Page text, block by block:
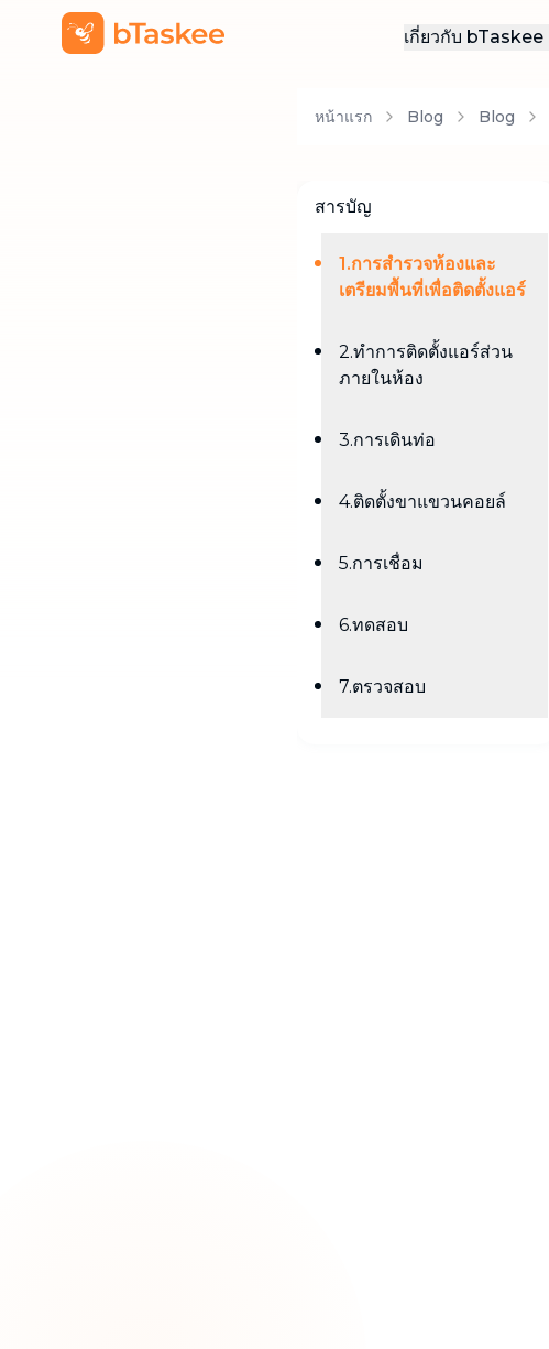
เกี่ยวกับ bTaskee
สมัครงาน
หน้าแรก Blog Blog
สารบัญ
1.การสำรวจห้องและ
เตรียมพื้นที่เพื่อติดตั้งแอร์
2.ทำการติดตั้งแอร์ส่วน
ภายในห้อง
3.การเดินท่อ
4.ติดตั้งขาแขวนคอยล์
5.การเชื่อม
6.ทดสอบ
7.ตรวจสอบ